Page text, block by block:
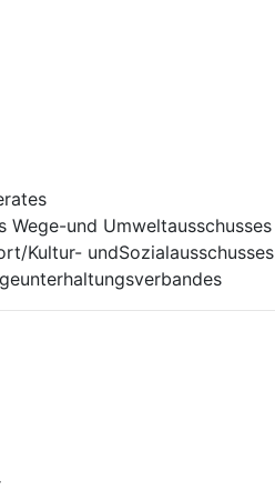
Wege-und Umweltausschusses
Kultur- undSozialausschusses